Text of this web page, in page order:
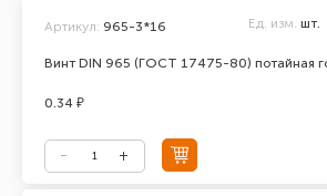
Винт DIN 965 (ГОСТ 17475-80) потайная
Артикул: 965-3*16 Ед. изм. шт.
0.34 ₽